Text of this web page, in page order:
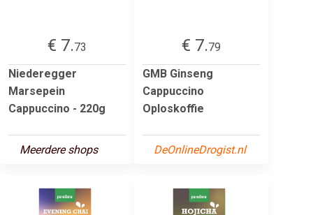
€ 7.73
Niederegger
Marsepein
Cappuccino - 220g
Meerdere shops
€ 7.79
GMB Ginseng
Cappuccino
Oploskoffie
DeOnlineDrogist.nl